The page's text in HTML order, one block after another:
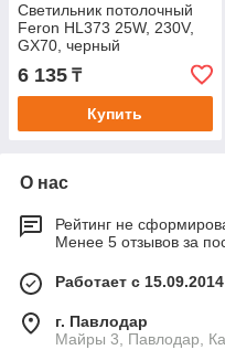
Светильник потолочный
Feron HL373 25W, 230V,
GX70, черный
6 135 ₸
Купить
О нас
Рейтинг не
Менее 5 отзывов за
Работает с 15.09.2014
г. Павлодар
Майры 3, Павлодар,